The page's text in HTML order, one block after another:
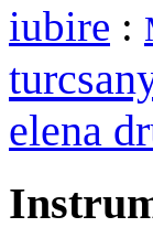
iubire :
elena